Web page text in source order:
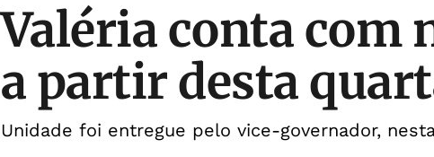
Valéria conta com
a partir desta
Unidade foi entregue pelo vice-governador,